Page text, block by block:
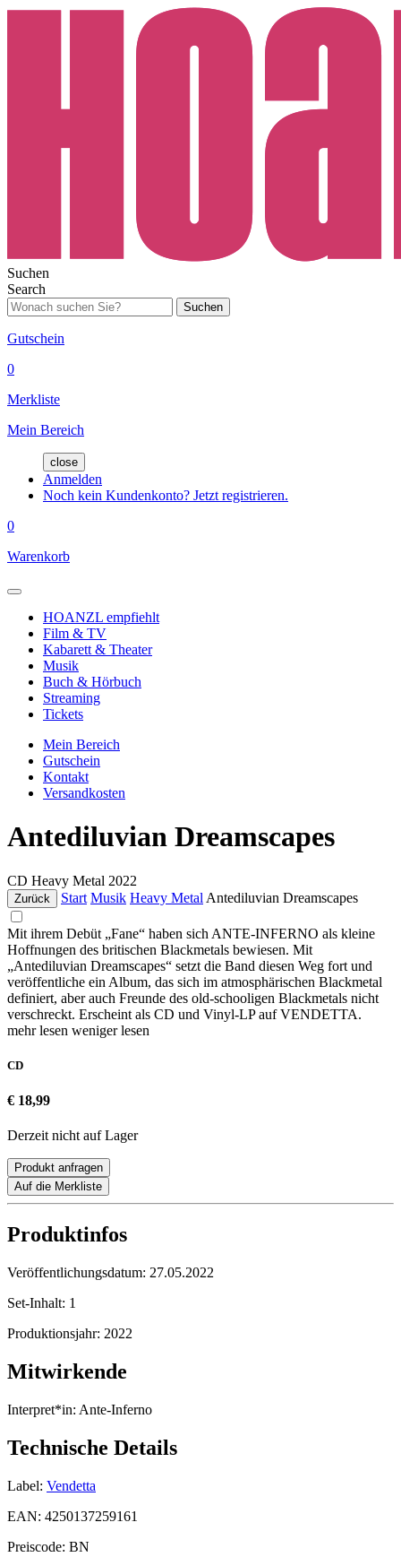
Suchen
Search
Suchen
Gutschein
0
Merkliste
Mein Bereich
close
Anmelden
Noch kein Kundenkonto? Jetzt registrieren.
0
Warenkorb
HOANZL empfiehlt
Film & TV
Kabarett & Theater
Musik
Buch & Hörbuch
Streaming
Tickets
Mein Bereich
Gutschein
Kontakt
Versandkosten
Antediluvian Dreamscapes
CD Heavy Metal 2022
Zurück Start Musik Heavy Metal Antediluvian Dreamscapes
Mit ihrem Debüt „Fane“ haben sich ANTE-INFERNO als kleine
Hoffnungen des britischen Blackmetals bewiesen. Mit
„Antediluvian Dreamscapes“ setzt die Band diesen Weg fort und
veröffentliche ein Album, das sich im atmosphärischen Blackmetal
definiert, aber auch Freunde des old-schooligen Blackmetals nicht
verschreckt. Erscheint als CD und Vinyl-LP auf VENDETTA.
mehr lesen weniger lesen
CD
€ 18,99
Derzeit nicht auf Lager
Produkt anfragen
Auf die Merkliste
Produktinfos
Veröffentlichungsdatum: 27.05.2022
Set-Inhalt: 1
Produktionsjahr: 2022
Mitwirkende
Interpret*in: Ante-Inferno
Technische Details
Label: Vendetta
EAN: 4250137259161
Preiscode: BN